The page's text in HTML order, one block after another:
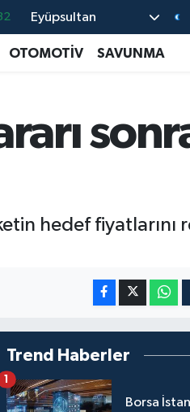
Eyüpsultan
OTOMOTİV SAVUNMA
hedef fiyatlarını
Trend Haberler
Borsa
1